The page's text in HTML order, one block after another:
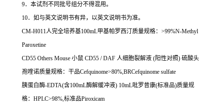
9．本试剂不同批号组分不得混用。
10．如与英文说明书有异，以英文说明书为准。
CM-H011人完全培养基100mL甲基帕罗西汀质量规格： >99%N-Methyl
Paroxetine
CD55 Others Mouse 小鼠 CD55 / DAF 人细胞裂解液 (阳性对照) 硫酸头
孢喹诺质量规格：干品Cefquinome>80%,BRCefquinome sulfate
胰蛋白酶-EDTA(含100mL酶解缓冲液) 10mL吡罗昔康(标准品)质量规
格： HPLC>98%,标准品Piroxicam